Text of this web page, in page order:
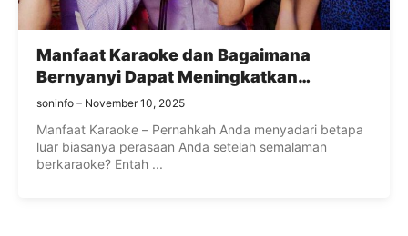
Manfaat Karaoke dan Bagaimana
Bernyanyi Dapat Meningkatkan
Kesehatan
soninfo November 10, 2025
Manfaat Karaoke – Pernahkah Anda menyadari betapa
luar biasanya perasaan Anda setelah semalaman
berkaraoke? Entah ...